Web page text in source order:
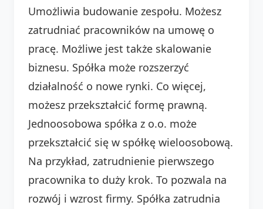
Umożliwia budowanie zespołu. Możesz
zatrudniać pracowników na umowę o
pracę. Możliwe jest także skalowanie
biznesu. Spółka może rozszerzyć
działalność o nowe rynki. Co więcej,
możesz przekształcić formę prawną.
Jednoosobowa spółka z o.o. może
przekształcić się w spółkę wieloosobową.
Na przykład, zatrudnienie pierwszego
pracownika to duży krok. To pozwala na
rozwój i wzrost firmy. Spółka zatrudnia